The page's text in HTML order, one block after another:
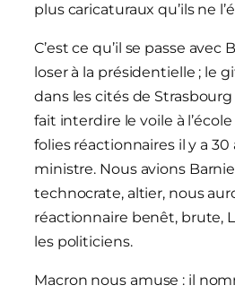
plus caricaturaux qu’ils ne
C’est ce qu’il se passe avec
loser à la présidentielle ; le
dans les cités de
fait interdire le voile à
folies réactionnaires il y a
ministre. Nous avions
technocrate, altier, nous
réactionnaire benêt, brute,
les politiciens.
Macron nous amuse : il